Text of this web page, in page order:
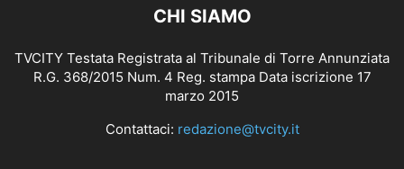
CHI SIAMO
TVCITY Testata Registrata al Tribunale di Torre Annunziata
R.G. 368/2015 Num. 4 Reg. stampa Data iscrizione 17
marzo 2015
Contattaci: redazione@tvcity.it